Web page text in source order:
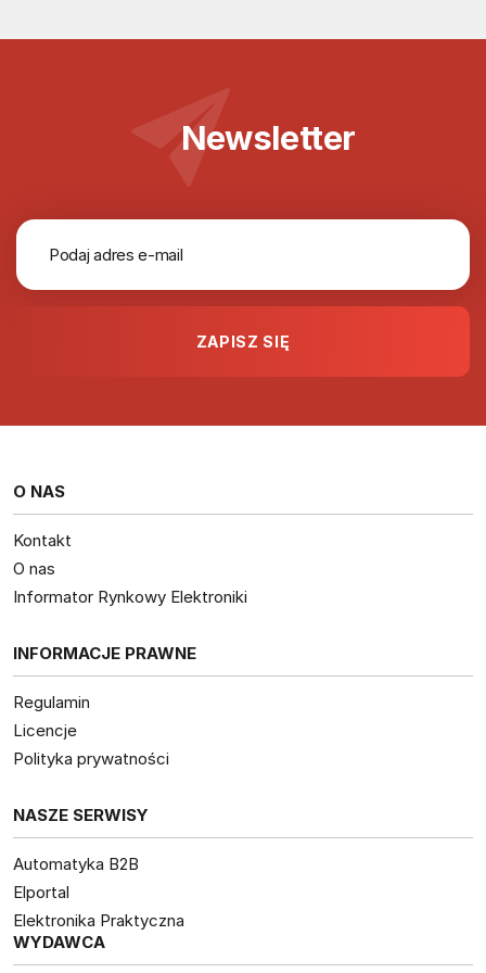
Newsletter
O NAS
Kontakt
O nas
Informator Rynkowy Elektroniki
INFORMACJE PRAWNE
Regulamin
Licencje
Polityka prywatności
NASZE SERWISY
Automatyka B2B
Elportal
Elektronika Praktyczna
WYDAWCA